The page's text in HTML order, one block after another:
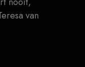
van